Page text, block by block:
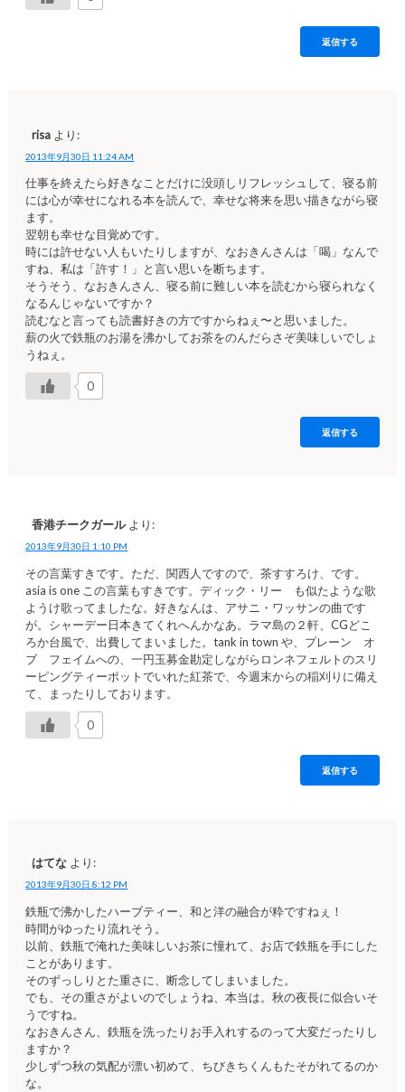
返信する
risa より:
2013年9月30日 11:24 AM
仕事を終えたら好きなことだけに没頭しリフレッシュして、寝る前
には心が幸せになれる本を読んで、幸せな将来を思い描きながら寝
ます。
翌朝も幸せな目覚めです。
時には許せない人もいたりしますが、なおきんさんは「喝」なんで
すね、私は「許す！」と言い思いを断ちます。
そうそう、なおきんさん、寝る前に難しい本を読むから寝られなく
なるんじゃないですか？
読むなと言っても読書好きの方ですからねぇ〜と思いました。
薪の火で鉄瓶のお湯を沸かしてお茶をのんだらさぞ美味しいでしょ
うねぇ。
0
返信する
香港チークガール より:
2013年9月30日 1:10 PM
その言葉すきです。ただ、関西人ですので、茶すすろけ、です。
asia is one この言葉もすきです。ディック・リー も似たような歌
ようけ歌ってましたな。好きなんは、アサニ・ワッサンの曲です
が。シャーデー日本きてくれへんかなあ。ラマ島の２軒、CGどこ
ろか台風で、出費してまいました。tank in town や、プレーン オ
ブ フェイムへの、一円玉募金勘定しながらロンネフェルトのスリ
ーピングティーポットでいれた紅茶で、今週末からの稲刈りに備え
て、まったりしております。
0
返信する
はてな より:
2013年9月30日 8:12 PM
鉄瓶で沸かしたハーブティー、和と洋の融合が粋ですねぇ！
時間がゆったり流れそう。
以前、鉄瓶で淹れた美味しいお茶に憧れて、お店で鉄瓶を手にした
ことがあります。
そのずっしりとた重さに、断念してしまいました。
でも、その重さがよいのでしょうね、本当は。秋の夜長に似合いそ
うですね。
なおきんさん、鉄瓶を洗ったりお手入れするのって大変だったりし
ますか？
少しずつ秋の気配が漂い初めて、ちびきちくんもたそがれてるのか
な。